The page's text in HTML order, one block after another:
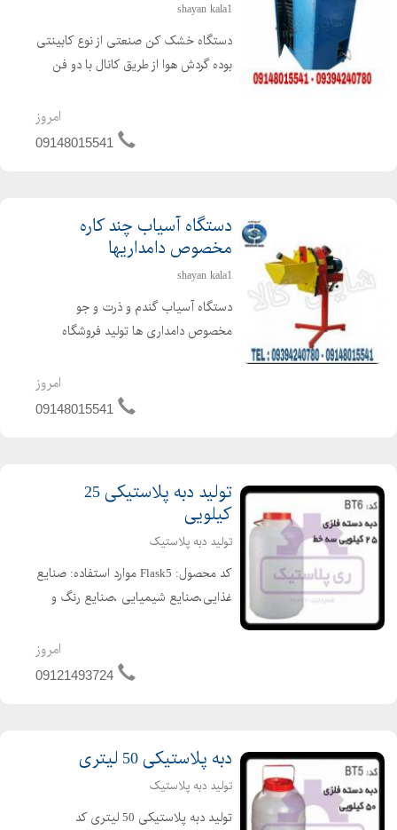
shayan kala1
دستگاه خشک کن صنعتی از نوع کابینتی
بوده گردش هوا از طریق کانال با دو فن
نوع گازی با مشعل صنعتی بوده تخلیه
رطوبت با دو فن جداگانه انجام می گیرداز
امروز
09148015541
دستگاه آسیاب چند کاره
مخصوص دامداریها
shayan kala1
دستگاه آسیاب گندم و ذرت و جو
مخصوص دامداری ها تولید فروشگاه
قابلیت آسیاب گندم و جو و ذرت و دانه
های دیگر در اندازه های متفاوت خرد کرده
امروز
09148015541
تولید دبه پلاستیکی 25
کیلویی
تولید دبه پلاستیک
کد محصول: Flask5 موارد استفاده: صنایع
غذایی،صنایع شیمیایی ،صنایع رنگ و
محصول: دارای درب پیچی،دسته سیمی
می باشد قطر دهانه:12.5 سانتی متر قطر
امروز
09121493724
دبه پلاستیکی 50 لیتری
تولید دبه پلاستیک
تولید دبه پلاستیکی 50 لیتری کد